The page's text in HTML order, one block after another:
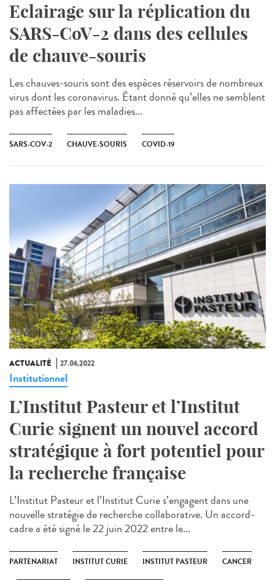
Eclairage sur la réplication du
SARS-CoV-2 dans des cellules
de chauve-souris
Les chauves-souris sont des espèces réservoirs de nombreux
virus dont les coronavirus. Étant donné qu’elles ne semblent
pas affectées par les maladies...
SARS-COV-2 CHAUVE-SOURIS COVID-19
ACTUALITÉ 27.06.2022
Institutionnel
L’Institut Pasteur et l’Institut
Curie signent un nouvel accord
stratégique à fort potentiel pour
la recherche française
L’Institut Pasteur et l’Institut Curie s’engagent dans une
nouvelle stratégie de recherche collaborative. Un accord-
cadre a été signé le 22 juin 2022 entre le...
PARTENARIAT INSTITUT CURIE INSTITUT PASTEUR CANCER